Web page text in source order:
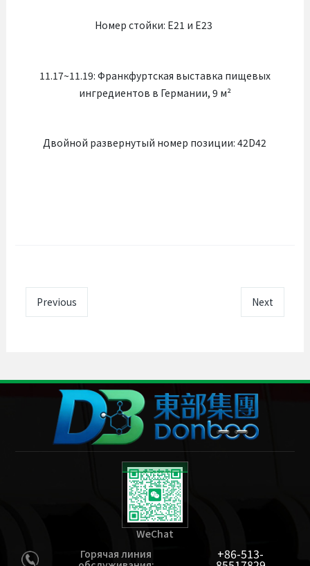
Номер стойки: E21 и E23
11.17~11.19: Франкфуртская выставка пищевых
ингредиентов в Германии, 9 м²
Двойной развернутый номер позиции: 42D42
Previous Next
WeChat
Горячая линия
+86-513-